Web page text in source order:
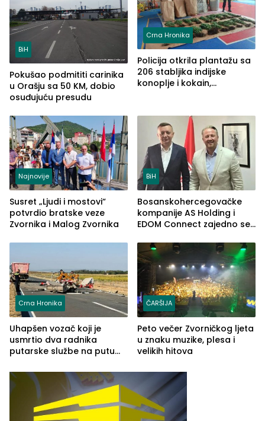
BiH
Pokušao podmititi carinika
u Orašju sa 50 KM, dobio
osuđujuću presudu
Crna Hronika
Policija otkrila plantažu sa
206 stabljika indijske
konoplje i kokain,
Najnovije
Susret „Ljudi i mostovi“
potvrdio bratske veze
Zvornika i Malog Zvornika
BiH
Bosanskohercegovačke
kompanije AS Holding i
EDOM Connect zajedno se
Crna Hronika
Uhapšen vozač koji je
usmrtio dva radnika
putarske službe na putu
(FOTO)
ČARŠIJA
Peto večer Zvorničkog ljeta
u znaku muzike, plesa i
velikih hitova